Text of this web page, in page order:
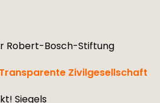
Robert-Bosch-Stiftung
Zivilgesellschaft
Siegels